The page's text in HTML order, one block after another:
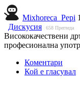
Mixhoreca_Pepi
Дискусия
658 Прегледа
Висококачествени
професионална
Коментари
Кой е гласувал